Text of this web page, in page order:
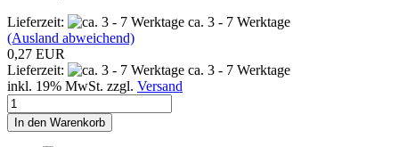
Lieferzeit:
ca. 3 - 7 Werktage
(Ausland abweichend)
0,27 EUR
Lieferzeit:
ca. 3 - 7 Werktage
inkl. 19% MwSt. zzgl. Versand
In den Warenkorb